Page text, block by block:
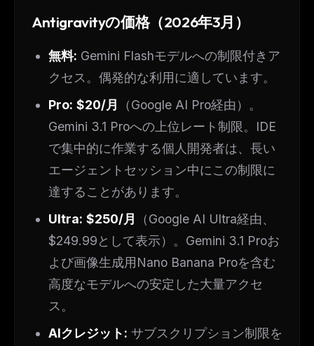
Antigravityの価格（2026年3月）
無料: Gemini Flashモデルへの制限付きア
クセス。偶発的な利用に適しています。
Pro: $20/月
（Google AI Pro経由）。
Gemini 3.1 Proへの上位レート制限。IDE
で集中的に作業する個人開発者は、長い
エージェントセッション中にこの制限に
達することがあります。
Ultra: $250/月
（Google AI Ultra経由、
$249.99として表示）。Gemini 3.1 Proお
よび画像生成用Nano Banana Proを含む
高度なモデルへの安定した大量アクセ
ス。
AIクレジット: サブスクリプション制限を